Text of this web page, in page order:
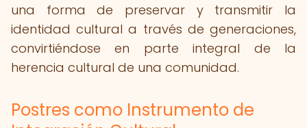
una forma de preservar y transmitir la
identidad cultural a través de generaciones,
convirtiéndose en parte integral de la
herencia cultural de una comunidad.
Postres como Instrumento de